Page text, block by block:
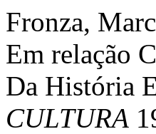
Fronza,
Em relação
Da História
CULTURA